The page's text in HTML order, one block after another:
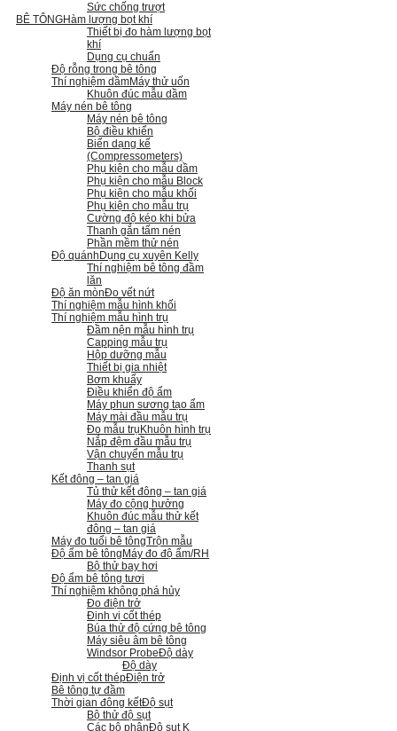
Sức chống trượt
BÊ TÔNGHàm lượng bọt khí
Thiết bị đo hàm lượng bọt
khí
Dụng cụ chuẩn
Độ rỗng trong bê tông
Thí nghiệm dầmMáy thử uốn
Khuôn đúc mẫu dầm
Máy nén bê tông
Máy nén bê tông
Bộ điều khiển
Biến dạng kế
(Compressometers)
Phụ kiện cho mẫu dầm
Phụ kiện cho mẫu Block
Phụ kiện cho mẫu khối
Phụ kiện cho mẫu trụ
Cường độ kéo khi bửa
Thanh gắn tấm nén
Phần mềm thử nén
Độ quánh Dụng cụ xuyên Kelly
Thí nghiệm bê tông đầm
lăn
Độ ăn mònĐo vết nứt
Thí nghiệm mẫu hình khối
Thí nghiệm mẫu hình trụ
Đầm nện mẫu hình trụ
Capping mẫu trụ
Hộp dưỡng mẫu
Thiết bị gia nhiệt
Bơm khuấy
Điều khiển độ ẩm
Máy phun sương tạo ẩm
Máy mài đầu mẫu trụ
Đo mẫu trụ Khuôn hình trụ
Nắp đệm đầu mẫu trụ
Vận chuyển mẫu trụ
Thanh sụt
Kết đông – tan giá
Tủ thử kết đông – tan giá
Máy đo cộng hưởng
Khuôn đúc mẫu thử kết
đông – tan giá
Máy đo tuổi bê tôngTrộn mẫu
Độ ẩm bê tông Máy đo độ ẩm/RH
Bộ thử bay hơi
Độ ẩm bê tông tươi
Thí nghiệm không phá hủy
Đo điện trở
Định vị cốt thép
Búa thử độ cứng bê tông
Máy siêu âm bê tông
Windsor ProbeĐộ dày
Độ dày
Định vị cốt thépĐiện trở
Bê tông tự đầm
Thời gian đông kếtĐộ sụt
Bộ thử độ sụt
Các bộ phậnĐộ sụt K